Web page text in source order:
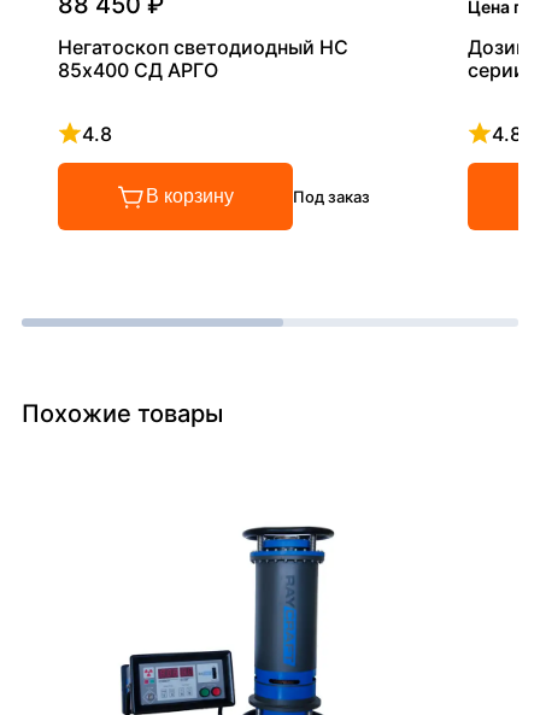
Негатоскоп светодиодный НС
85х400 СД АРГО
4.8
Рейтинг 4.8 из 5
В корзину Под заказ
Цена по
серии
4.8
Похожие товары